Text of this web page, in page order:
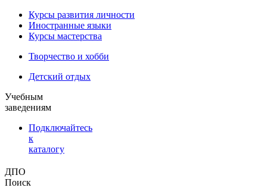
Курсы развития личности
Иностранные языки
Курсы мастерства
Творчество и хобби
Детский отдых
Учебным
заведениям
Подключайтесь
к
каталогу
ДПО
Поиск